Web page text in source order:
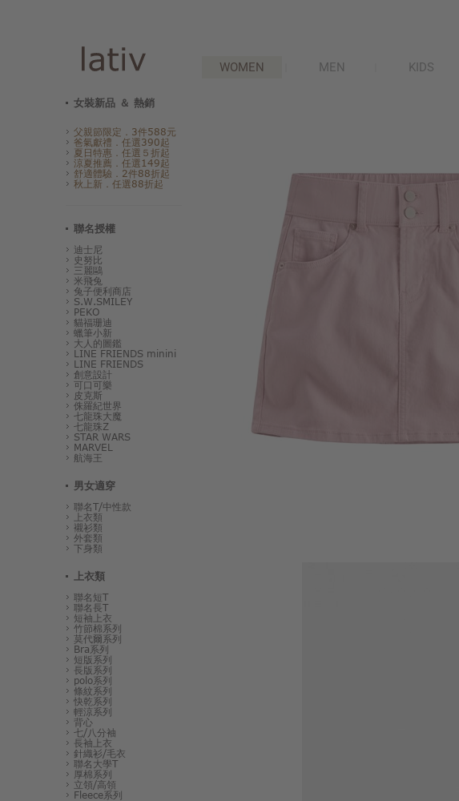
WOMEN MEN KIDS
女裝新品 ＆ 熱銷
父親節限定．3件588元
爸氣獻禮．任選390起
夏日特惠．任選５折起
涼夏推薦．任選149起
舒適體驗．2件88折起
秋上新．任選88折起
聯名授權
迪士尼
史努比
三麗鷗
米飛兔
兔子便利商店
S.W.SMILEY
PEKO
貓福珊迪
蠟筆小新
大人的圖鑑
LINE FRIENDS minini
LINE FRIENDS
創意設計
可口可樂
皮克斯
侏羅紀世界
七龍珠大魔
七龍珠Z
STAR WARS
MARVEL
航海王
男女適穿
聯名T/中性款
上衣類
襯衫類
外套類
下身類
上衣類
聯名短T
聯名長T
短袖上衣
竹節棉系列
莫代爾系列
Bra系列
短版系列
長版系列
polo系列
條紋系列
快乾系列
輕涼系列
背心
七/八分袖
長袖上衣
針織衫/毛衣
聯名大學T
厚棉系列
立領/高領
Fleece系列